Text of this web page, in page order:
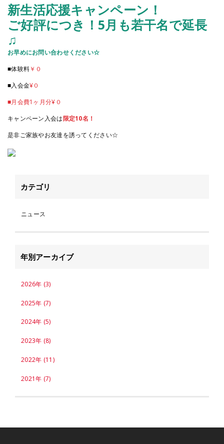
新生活応援キャンペーン！
ご好評につき！5月も若干名で延長
♫
お早めにお問い合わせください☆
■体験料￥０
■入会金¥０
■月会費1ヶ月分¥０
キャンペーン入会は限定10名！
是非ご家族やお友達を誘ってください☆
カテゴリ
ニュース
年別アーカイブ
2026年 (3)
2025年 (7)
2024年 (5)
2023年 (8)
2022年 (11)
2021年 (7)